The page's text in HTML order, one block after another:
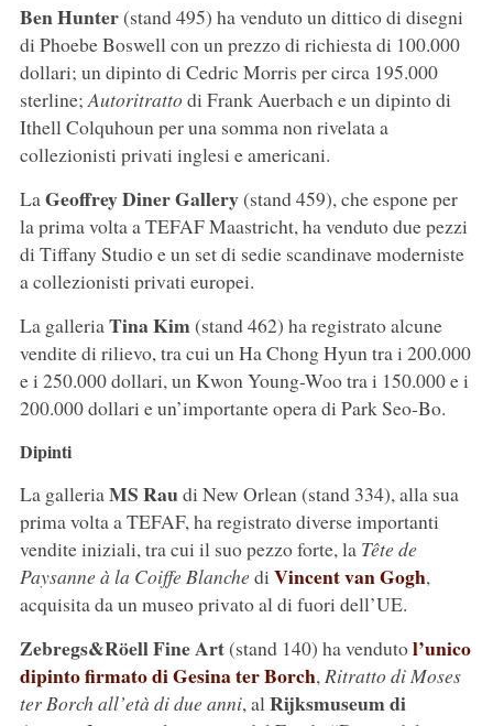
Ben Hunter(stand 495) ha venduto un dittico di disegni
di Phoebe Boswell con un prezzo di richiesta di 100.000
dollari; un dipinto di Cedric Morris per circa 195.000
sterline; Autoritrattodi Frank Auerbach e un dipinto di
Ithell Colquhoun per una somma non rivelata a
collezionisti privati inglesi e americani.
La Geoffrey Diner Gallery(stand 459), che espone per
la prima volta a TEFAF Maastricht, ha venduto due pezzi
di Tiffany Studio e un set di sedie scandinave moderniste
a collezionisti privati europei.
La galleriaTina Kim(stand 462) ha registrato alcune
vendite di rilievo, tra cui un Ha Chong Hyun tra i 200.000
e i 250.000 dollari, un Kwon Young-Woo tra i 150.000 e i
200.000 dollari e un’importante opera di Park Seo-Bo.
Dipinti
La galleria MS Raudi New Orlean (stand 334), alla sua
prima volta a TEFAF, ha registrato diverse importanti
vendite iniziali, tra cui il suo pezzo forte, la Tête de
Paysanne à la Coiffe Blanchedi Vincent van Gogh,
acquisita da un museo privato al di fuori dell’UE.
Zebregs&Röell Fine Art(stand 140) ha vendutol’unico
dipinto firmato di Gesina ter Borch, Ritratto di Moses
ter Borch all’età di due anni, alRijksmuseum di